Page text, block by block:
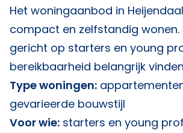
Het woningaanbod in
compact en zelfstandig wonen.
gericht op starters en young
bereikbaarheid belangrijk
Type woningen:
gevarieerde bouwstijl
Voor wie: starters en young